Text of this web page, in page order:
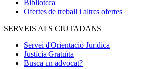
Biblioteca
Ofertes de treball i altres ofertes
SERVEIS ALS CIUTADANS
Servei d'Orientació Jurídica
Justícia Gratuïta
Busca un advocat?